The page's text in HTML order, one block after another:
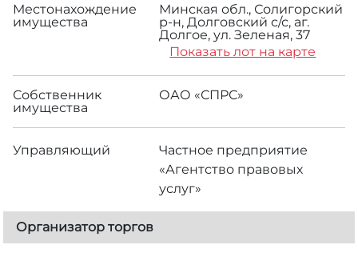
Местонахождение
имущества
Минская обл., Солигорский
р-н, Долговский с/с, аг.
Долгое, ул. Зеленая, 37
Показать лот на карте
Собственник
имущества
ОАО «СПРС»
Управляющий
Частное предприятие
«Агентство правовых
услуг»
Организатор торгов